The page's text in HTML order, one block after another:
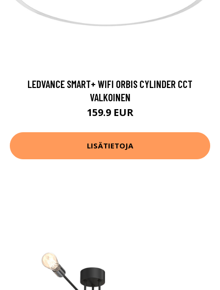
LEDVANCE SMART+ WIFI ORBIS CYLINDER CCT
VALKOINEN
159.9 EUR
LISÄTIETOJA